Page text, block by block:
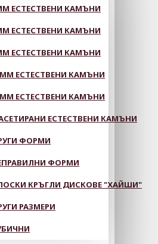
ЕСТЕСТВЕНИ КАМЪНИ
ЕСТЕСТВЕНИ КАМЪНИ
ЕСТЕСТВЕНИ КАМЪНИ
ЕСТЕСТВЕНИ КАМЪНИ
ЕСТЕСТВЕНИ КАМЪНИ
ЕСТЕСТВЕНИ КАМЪНИ
ФОРМИ
ФОРМИ
КРЪГЛИ ДИСКОВЕ "ХАЙШИ"
РАЗМЕРИ